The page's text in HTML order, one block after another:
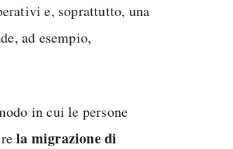
e, soprattutto, una
ad esempio,
in cui le persone
la migrazione di